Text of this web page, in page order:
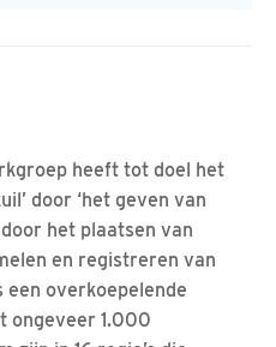
heeft tot doel het
door ‘het geven van
het plaatsen van
en registreren van
een overkoepelende
ongeveer 1.000